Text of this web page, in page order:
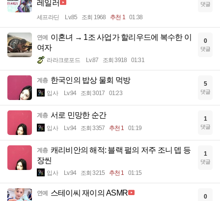
레일러
세프라딘 Lv.85 조회 1968 추천 1 01:38
댓글
연예
이혼녀 → 1조 사업가 할리우드에 복수한 이
여자
라라크로포드 Lv.87 조회 3918 01:31
0
댓글
계층 한국인의 밥상 물회 먹방
입사 Lv.94 조회 3017 01:23
5
댓글
계층 서로 민망한 순간
입사 Lv.94 조회 3357 추천 1 01:19
1
댓글
계층 캐리비안의 해적: 블랙 펄의 저주 조니 뎁 등
장씬
입사 Lv.94 조회 3215 추천 1 01:15
1
댓글
연예 스테이씨 재이의 ASMR 0